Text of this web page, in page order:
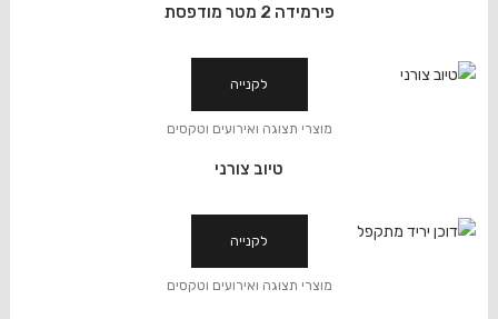
פירמידה 2 מטר מודפסת
לקנייה
מוצרי תצוגה ואירועים וטקסים
טיוב צורני
לקנייה
מוצרי תצוגה ואירועים וטקסים